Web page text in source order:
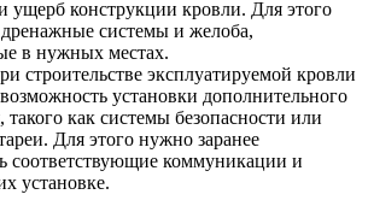
ущерб конструкции кровли. Для этого
системы и желоба,
в нужных местах.
строительстве эксплуатируемой кровли
установки дополнительного
такого как системы безопасности или
Для этого нужно заранее
соответствующие коммуникации и
установке.